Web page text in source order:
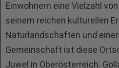
Einwohnern eine Vielzahl
seinem reichen kulturellen
Naturlandschaften und
Gemeinschaft ist diese
Juwel in Oberösterreich.